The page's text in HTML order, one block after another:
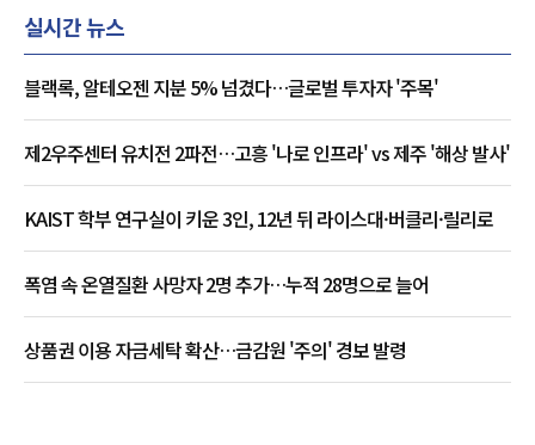
실시간 뉴스
블랙록, 알테오젠 지분 5% 넘겼다…글로벌 투자자 '주목'
제2우주센터 유치전 2파전…고흥 '나로 인프라' vs 제주 '해상 발사'
KAIST 학부 연구실이 키운 3인, 12년 뒤 라이스대·버클리·릴리로
폭염 속 온열질환 사망자 2명 추가…누적 28명으로 늘어
상품권 이용 자금세탁 확산…금감원 '주의' 경보 발령